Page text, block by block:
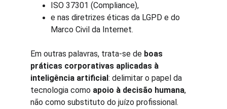
ISO 37301 (Compliance),
e nas diretrizes éticas da LGPD e do
Marco Civil da Internet.
Em outras palavras, trata-se de boas
práticas corporativas aplicadas à
inteligência artificial: delimitar o papel da
tecnologia como apoio à decisão humana,
não como substituto do juízo profissional.